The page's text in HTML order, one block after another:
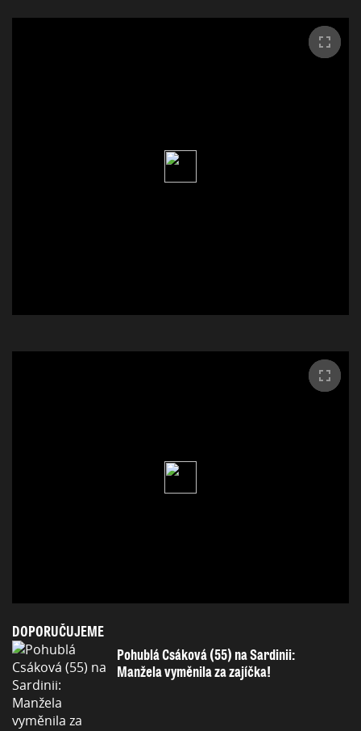
DOPORUČUJEME
Pohublá Csáková (55) na Sardinii:
Manžela vyměnila za zajíčka!